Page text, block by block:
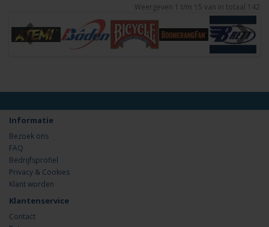
Weergeven 1 t/m 15 van in totaal 142
Informatie
Bezoek ons
FAQ
Bedrijfsprofiel
Privacy & Cookies
Klant worden
Klantenservice
Contact